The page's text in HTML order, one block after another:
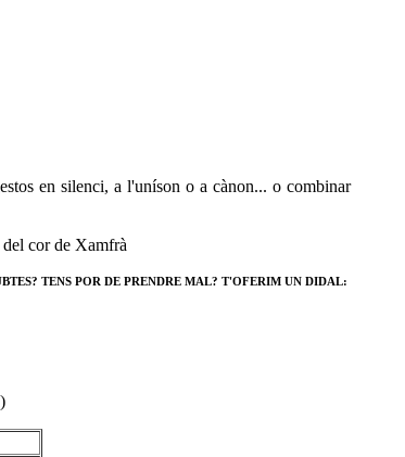
en silenci, a l'uníson o a cànon... o combinar
del cor de Xamfrà
TENS POR DE PRENDRE MAL? T'OFERIM UN DIDAL:
)